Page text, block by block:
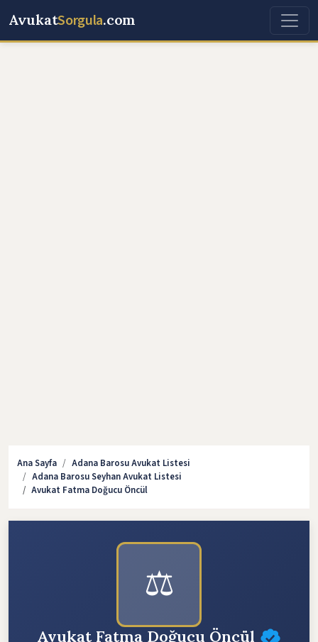
AvukatSorgula.com
Ana Sayfa
Adana Barosu Avukat Listesi
Adana Barosu Seyhan Avukat Listesi
Avukat Fatma Doğucu Öncül
⚖️
Avukat Fatma Doğucu Öncül